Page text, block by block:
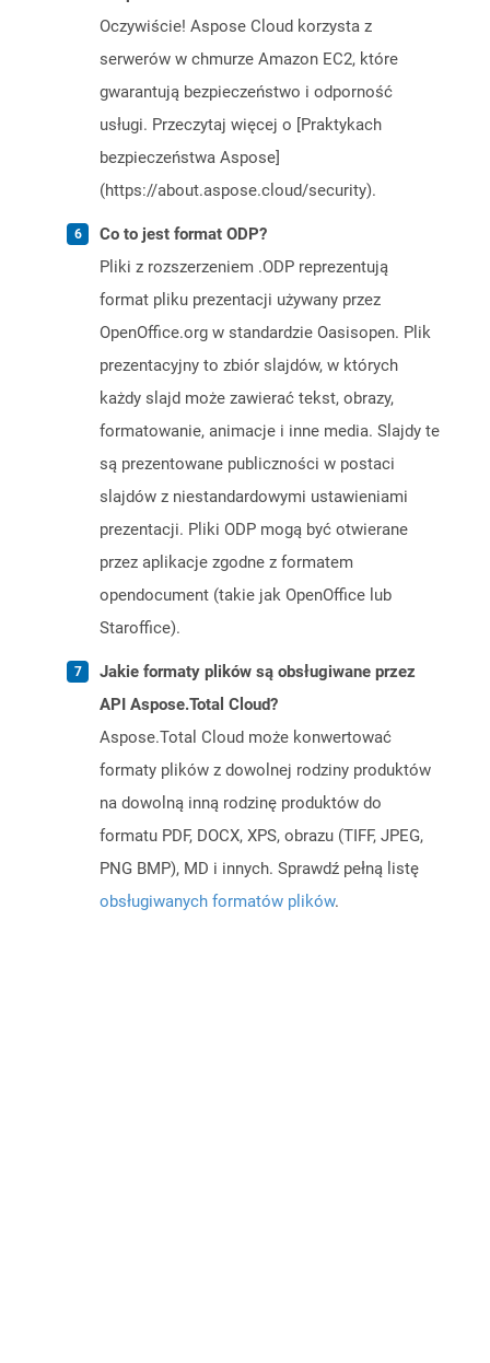
Oczywiście! Aspose Cloud korzysta z
serwerów w chmurze Amazon EC2, które
gwarantują bezpieczeństwo i odporność
usługi. Przeczytaj więcej o [Praktykach
bezpieczeństwa Aspose]
(https://about.aspose.cloud/security).
Co to jest format ODP?
Pliki z rozszerzeniem .ODP reprezentują
format pliku prezentacji używany przez
OpenOffice.org w standardzie Oasisopen. Plik
prezentacyjny to zbiór slajdów, w których
każdy slajd może zawierać tekst, obrazy,
formatowanie, animacje i inne media. Slajdy te
są prezentowane publiczności w postaci
slajdów z niestandardowymi ustawieniami
prezentacji. Pliki ODP mogą być otwierane
przez aplikacje zgodne z formatem
opendocument (takie jak OpenOffice lub
Staroffice).
Jakie formaty plików są obsługiwane przez
API Aspose.Total Cloud?
Aspose.Total Cloud może konwertować
formaty plików z dowolnej rodziny produktów
na dowolną inną rodzinę produktów do
formatu PDF, DOCX, XPS, obrazu (TIFF, JPEG,
PNG BMP), MD i innych. Sprawdź pełną listę
obsługiwanych formatów plików.